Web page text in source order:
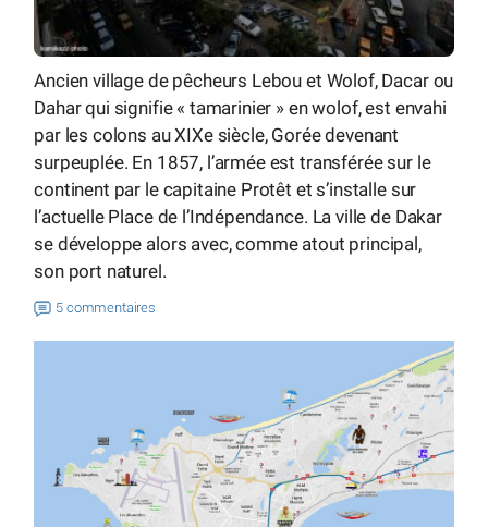
Ancien village de pêcheurs Lebou et Wolof, Dacar ou
Dahar qui signifie « tamarinier » en wolof, est envahi
par les colons au XIXe siècle, Gorée devenant
surpeuplée. En 1857, l’armée est transférée sur le
continent par le capitaine Protêt et s’installe sur
l’actuelle Place de l’Indépendance. La ville de Dakar
se développe alors avec, comme atout principal,
son port naturel.
5 commentaires